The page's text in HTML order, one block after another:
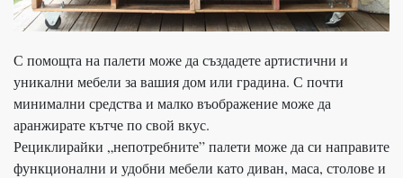
С помощта на палети може да създадете артистични и
уникални мебели за вашия дом или градина. С почти
минимални средства и малко въображение може да
аранжирате кътче по свой вкус.
Рециклирайки „непотребните” палети може да си направите
функционални и удобни мебели като диван, маса, столове и